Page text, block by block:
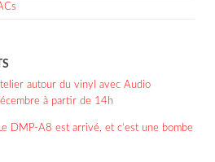
autour du vinyl avec Audio
à partir de 14h
DMP-A8 est arrivé, et c’est une bombe